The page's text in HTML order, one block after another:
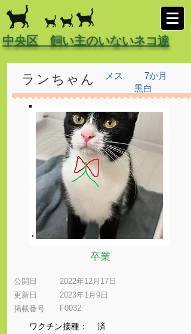
中央区 飼い主のいないネコ達
メス
ランちゃん
7か月
黒白
卒業
公開日
更新日
​掲載番号
2022年12月17日
2023年1月9日
F0032
ワクチン接種：
済